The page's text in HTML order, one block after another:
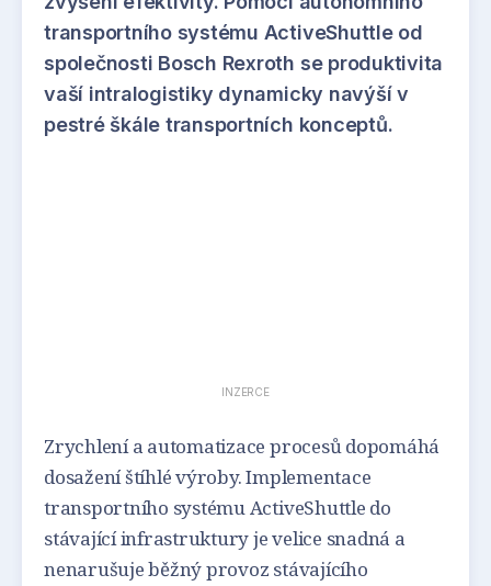
transportního systému ActiveShuttle od
společnosti Bosch Rexroth se produktivita
vaší intralogistiky dynamicky navýší v
pestré škále transportních konceptů.
INZERCE
Zrychlení a automatizace procesů dopomáhá
dosažení štíhlé výroby. Implementace
transportního systému ActiveShuttle do
stávající infrastruktury je velice snadná a
nenarušuje běžný provoz stávajícího